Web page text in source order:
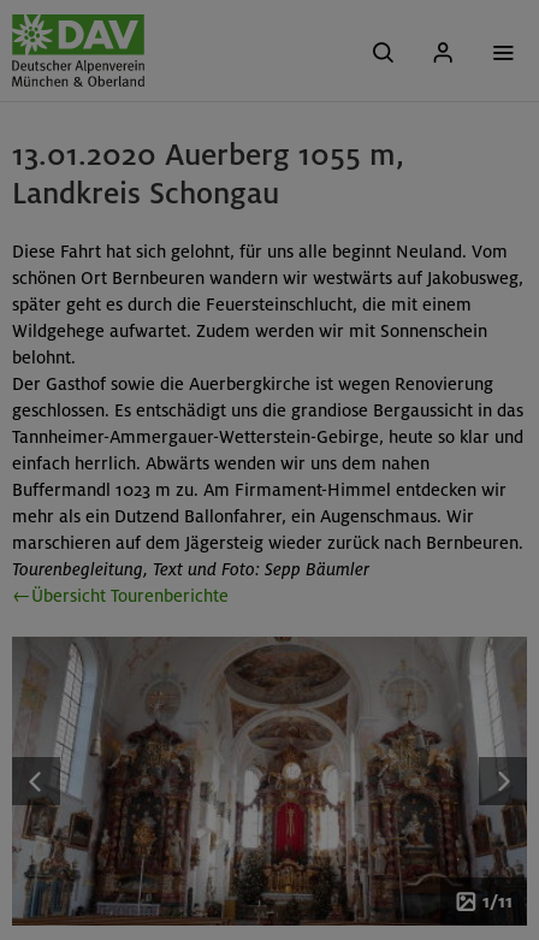
13.01.2020 Auerberg 1055 m,
Landkreis Schongau
Diese Fahrt hat sich gelohnt, für uns alle beginnt Neuland. Vom
schönen Ort Bernbeuren wandern wir westwärts auf Jakobusweg,
später geht es durch die Feuersteinschlucht, die mit einem
Wildgehege aufwartet. Zudem werden wir mit Sonnenschein
belohnt.
Der Gasthof sowie die Auerbergkirche ist wegen Renovierung
geschlossen. Es entschädigt uns die grandiose Bergaussicht in das
Tannheimer-Ammergauer-Wetterstein-Gebirge, heute so klar und
einfach herrlich. Abwärts wenden wir uns dem nahen
Buffermandl 1023 m zu. Am Firmament-Himmel entdecken wir
mehr als ein Dutzend Ballonfahrer, ein Augenschmaus. Wir
marschieren auf dem Jägersteig wieder zurück nach Bernbeuren.
Tourenbegleitung, Text und Foto: Sepp Bäumler
←Übersicht Tourenberichte
1/11